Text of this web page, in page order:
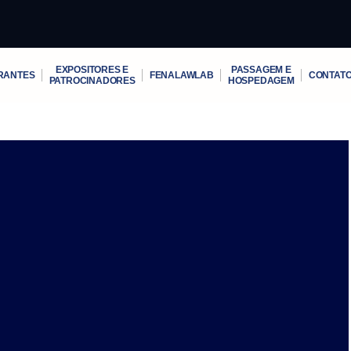
EXPOSITORES E
PATROCINADORES
FENALAWLAB
PASSAGEM E
HOSPEDAGEM